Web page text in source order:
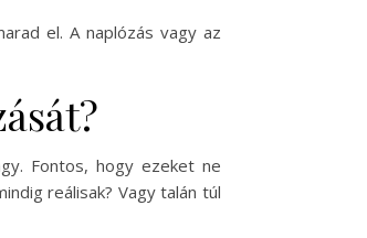
el. A naplózás vagy az
Fontos, hogy ezeket ne
reálisak? Vagy talán túl